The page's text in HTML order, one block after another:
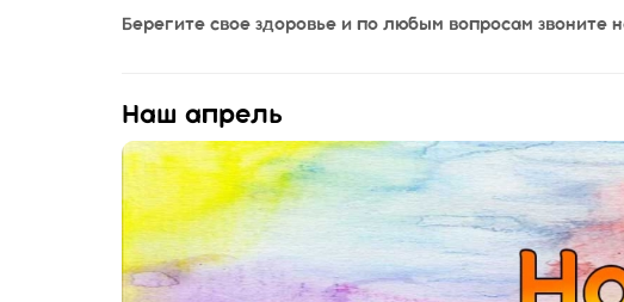
Берегите свое здоровье и по любым вопросам звоните
Наш апрель